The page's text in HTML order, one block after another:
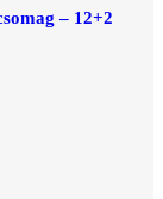
– 12+2